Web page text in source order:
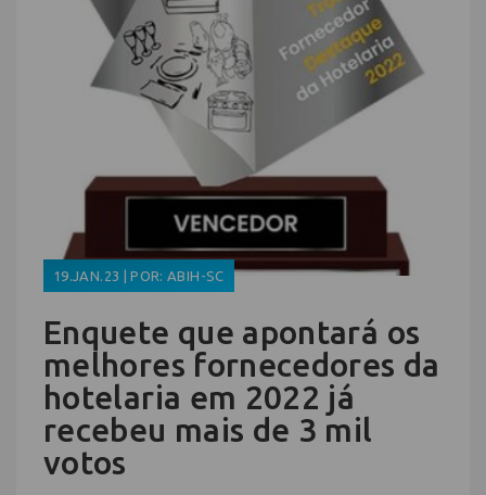
19.JAN.23 | POR: ABIH-SC
Enquete que apontará os
melhores fornecedores da
hotelaria em 2022 já
recebeu mais de 3 mil
votos